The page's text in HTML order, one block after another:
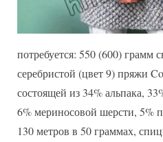
потребуется: 550 (600) грамм
серебристой (цвет 9) пряжи
состоящей из 34% альпака,
6% мериносовой шерсти, 5%
130 метров в 50 граммах,